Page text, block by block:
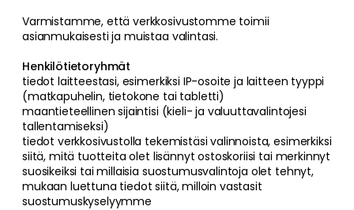
Varmistamme, että verkkosivustomme toimii
asianmukaisesti ja muistaa valintasi.
Henkilötietoryhmät
tiedot laitteestasi, esimerkiksi IP-osoite ja laitteen tyyppi
(matkapuhelin, tietokone tai tabletti)
maantieteellinen sijaintisi (kieli- ja valuuttavalintojesi
tallentamiseksi)
tiedot verkkosivustolla tekemistäsi valinnoista, esimerkiksi
siitä, mitä tuotteita olet lisännyt ostoskoriisi tai merkinnyt
suosikeiksi tai millaisia suostumusvalintoja olet tehnyt,
mukaan luettuna tiedot siitä, milloin vastasit
suostumuskyselyymme